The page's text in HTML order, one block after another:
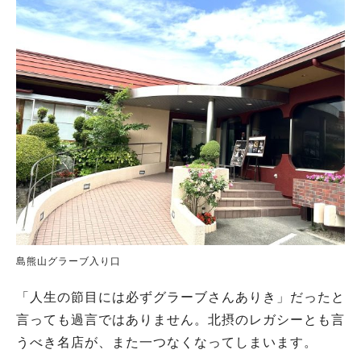
島熊山グラーブ入り口
「人生の節目には必ずグラーブさんありき」だったと
言っても過言ではありません。北摂のレガシーとも言
うべき名店が、また一つなくなってしまいます。